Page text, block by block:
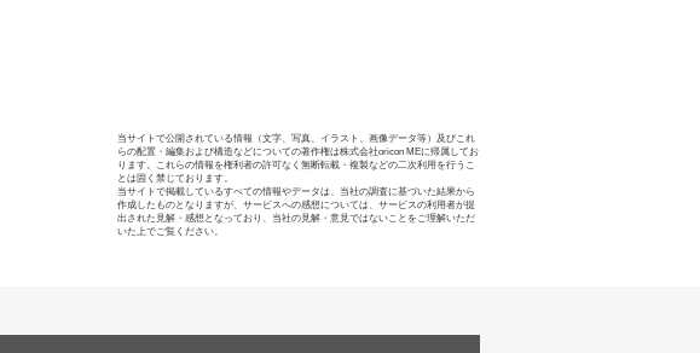
当サイトで公開されている情報（文字、写真、イラスト、画像データ等）及びこれ
らの配置・編集および構造などについての著作権は株式会社oricon MEに帰属してお
ります。これらの情報を権利者の許可なく無断転載・複製などの二次利用を行うこ
とは固く禁じております。
当サイトで掲載しているすべての情報やデータは、当社の調査に基づいた結果から
作成したものとなりますが、サービスへの感想については、サービスの利用者が提
出された見解・感想となっており、当社の見解・意見ではないことをご理解いただ
いた上でご覧ください。